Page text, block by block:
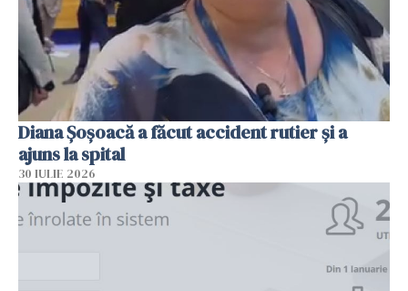
Diana Șoșoacă a făcut accident rutier și a
ajuns la spital
30 IULIE 2026